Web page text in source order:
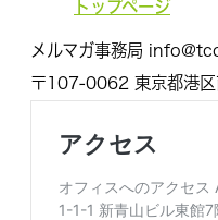
トップページ
メルマガ事務局
〒107-0062 東京都港